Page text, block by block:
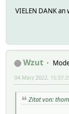
VIELEN DANK
Wzut
04 März 2022,
Zitat von: